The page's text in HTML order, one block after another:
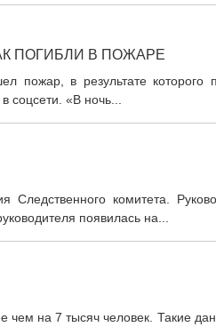
ПОГИБЛИ В ПОЖАРЕ
пожар, в результате которого
соцсети. «В ночь...
Следственного комитета.
появилась на...
чем на 7 тысяч человек. Такие